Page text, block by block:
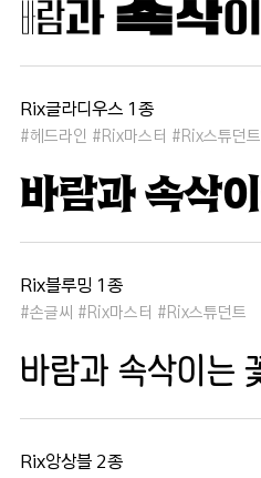
Rix글라디우스 1종
#헤드라인 #Rix마스터 #Rix스튜던트
Rix블루밍 1종
#손글씨 #Rix마스터 #Rix스튜던트
Rix앙상블 2종